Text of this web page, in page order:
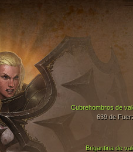
Brigantina de
Cubrehombros de
639 de